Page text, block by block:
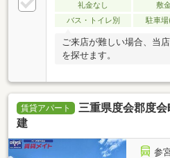
礼金なし 敷
バス・トイレ別
駐車
ご来店が難しい場合、当
を探せます。
賃貸アパート
三重県度会郡度
建
参